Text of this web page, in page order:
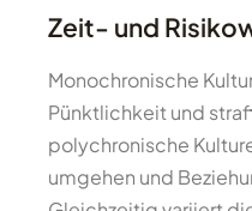
Zeit- und
Monochronische
Pünktlichkeit und
polychronische
umgehen und